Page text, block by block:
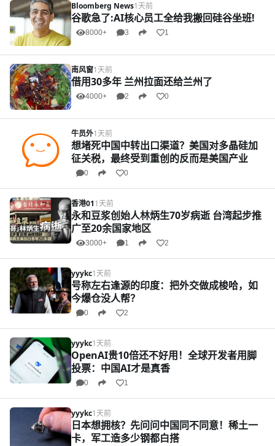
Bloomberg News1天前
谷歌急了:AI核心员工全给我搬回硅谷坐班!
8000+ 3 1
南风窗1天前
借用30多年 兰州拉面还给兰州了
4000+ 2 0
牛员外1天前
想堵死中国中转出口渠道？美国对多晶硅加
征关税，最终受到重创的反而是美国产业
0 0
香港011天前
永和豆浆创始人林炳生70岁病逝 台湾起步推
广至20余国家地区
3000+ 1 2
yyykc1天前
号称左右逢源的印度：把外交做成梭哈，如
今爆仓没人帮？
0 2
yyykc1天前
OpenAI贵10倍还不好用！全球开发者用脚
投票：中国AI才是真香
0 1
yyykc1天前
日本想拥核？先问问中国同不同意！稀土一
卡，军工造多少钢都白搭